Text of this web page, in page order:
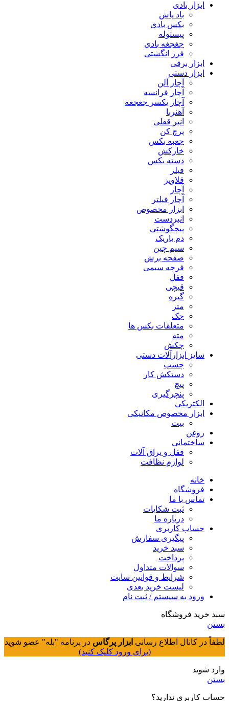
ابزار بادی
باد پاش
بکس بادی
پیستوله
جغجغه بادی
فرز انگشتی
ابزار برقی
ابزار دستی
آچار آلن
آچار فرانسه
آچار یکسر جغجغه
آهنربا
انبر قفلی
پرچ کن
جعبه بکس
خارکش
دسته بکس
فیلر
قلاویز
آچار
آچار فیلتر
ابزار مخصوص
انبردست
پیچگوشتی
دم باریک
سیم چین
صفحه برش
فرچه سیمی
ففل
قیچی
گیره
متر
جک
متعلقات بکس ها
مته
چکش
سایز ابزارآلات دستی
چسب
دستکش کار
پیچ
پنچرگیری
الکتریکی
ابزار مخصوص مکانیکی
بیت
روغن
ساختمانی
قفل و یراق آلات
لوازم نظافت
خانه
فروشگاه
تماس با ما
ثبت شکایات
درباره ما
حساب کاربری
پیگیری سفارش
سبد خرید
پرداخت
سوالات متداول
شرایط و قوانین سایت
لیست خرید بعدی
ورود به سیستم / ثبت نام
سبد خرید فروشگاه
بستن
لطفاً در کانال اطلاع رسانی ابزار پرگاس در برنامه "بله" عضو شوید
(برای ورود کلیک کنید)
وارد شوید
بستن
حساب کاربری ندارید؟